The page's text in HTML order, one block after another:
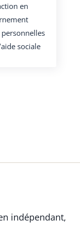
en
sociale
indépendant,